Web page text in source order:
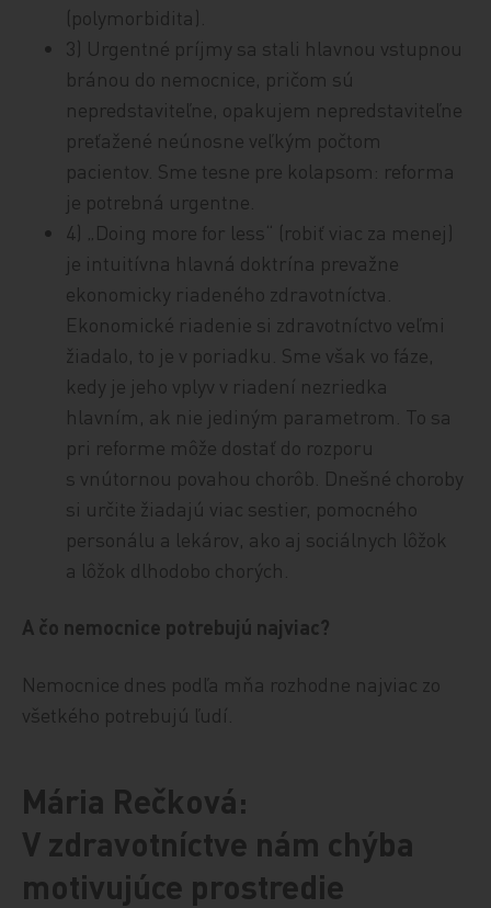
(polymorbidita).
3) Urgentné príjmy sa stali hlavnou vstupnou
bránou do nemocnice, pričom sú
nepredstaviteľne, opakujem nepredstaviteľne
preťažené neúnosne veľkým počtom
pacientov. Sme tesne pre kolapsom: reforma
je potrebná urgentne.
4) „Doing more for less“ (robiť viac za menej)
je intuitívna hlavná doktrína prevažne
ekonomicky riadeného zdravotníctva.
Ekonomické riadenie si zdravotníctvo veľmi
žiadalo, to je v poriadku. Sme však vo fáze,
kedy je jeho vplyv v riadení nezriedka
hlavním, ak nie jediným parametrom. To sa
pri reforme môže dostať do rozporu
s vnútornou povahou chorôb. Dnešné choroby
si určite žiadajú viac sestier, pomocného
personálu a lekárov, ako aj sociálnych lôžok
a lôžok dlhodobo chorých.
A čo nemocnice potrebujú najviac?
Nemocnice dnes podľa mňa rozhodne najviac zo
všetkého potrebujú ľudí.
Mária Rečková:
V zdravotníctve nám chýba
motivujúce prostredie